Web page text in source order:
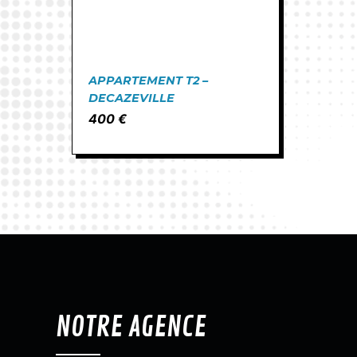
APPARTEMENT T2 –
DECAZEVILLE
400 €
NOTRE AGENCE